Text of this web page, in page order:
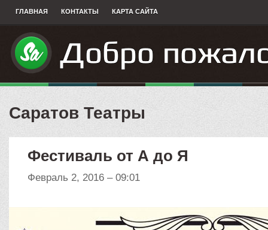
ГЛАВНАЯ КОНТАКТЫ КАРТА САЙТА
Саратов Театры
Фестиваль от А до Я
Февраль 2, 2016 – 09:01